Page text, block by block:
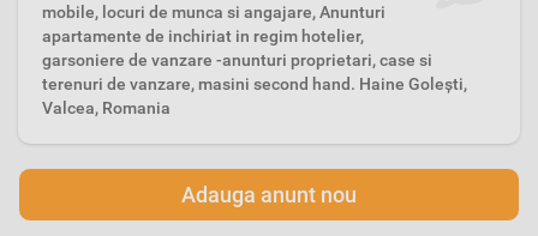
mobile, locuri de munca si angajare, Anunturi
apartamente de inchiriat in regim hotelier,
garsoniere de vanzare -anunturi proprietari, case si
terenuri de vanzare, masini second hand. Haine Goleşti,
Valcea, Romania
Adauga anunt nou